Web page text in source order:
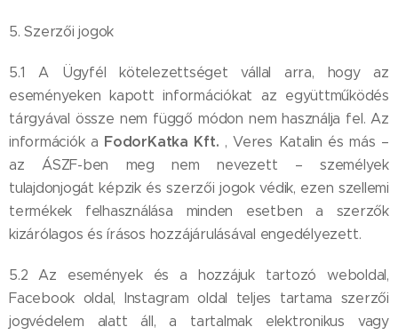
5. Szerzői jogok
5.1 A Ügyfél kötelezettséget vállal arra, hogy az
eseményeken kapott információkat az együttműködés
tárgyával össze nem függő módon nem használja fel. Az
információk a FodorKatka Kft. , Veres Katalin és más –
az ÁSZF-ben meg nem nevezett – személyek
tulajdonjogát képzik és szerzői jogok védik, ezen szellemi
termékek felhasználása minden esetben a szerzők
kizárólagos és írásos hozzájárulásával engedélyezett.
5.2 Az események és a hozzájuk tartozó weboldal,
Facebook oldal, Instagram oldal teljes tartama szerzői
jogvédelem alatt áll, a tartalmak elektronikus vagy